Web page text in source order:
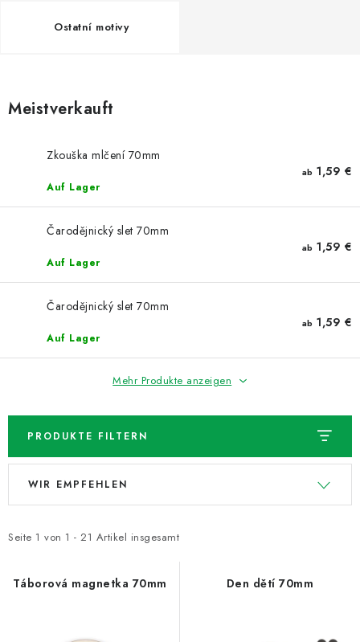
Geschäftsbewertung
Ostatní motivy
Meistverkauft
Zkouška mlčení 70mm
Auf Lager
ab 1,59 €
Čarodějnický slet 70mm
Auf Lager
ab 1,59 €
Čarodějnický slet 70mm
Auf Lager
ab 1,59 €
Mehr Produkte anzeigen
PRODUKTE FILTERN
L
t
d
Seite 1 von 1 - 21 Artikel insgesamt
P
d
k
WIR EMPFEHLEN
Táborová magnetka 70mm Den dětí 70mm